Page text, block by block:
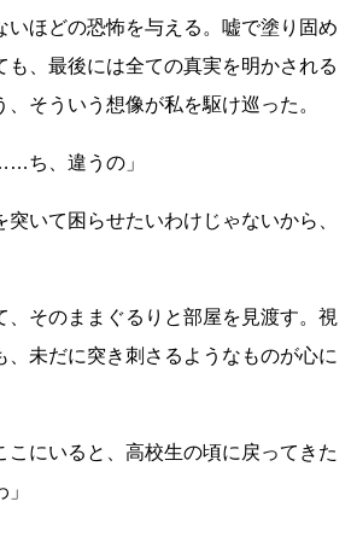
いほどの恐怖を与える。嘘で塗り固め
も、最後には全ての真実を明かされる
そういう想像が私を駆け巡った。
ち、違うの」
突いて困らせたいわけじゃないから、
、そのままぐるりと部屋を見渡す。視
、未だに突き刺さるようなものが心に
こにいると、高校生の頃に戻ってきた